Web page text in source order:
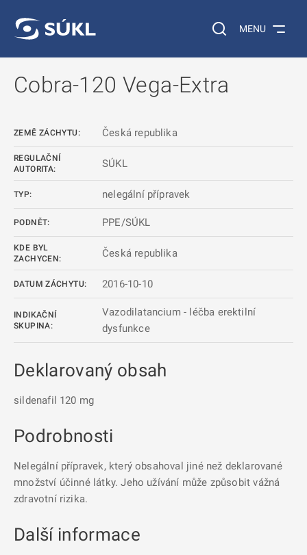
Vyhledávání na
MENU
Cobra-120 Vega-Extra
ZEMĚ ZÁCHYTU: Česká republika
REGULAČNÍ
AUTORITA:
SÚKL
TYP: nelegální přípravek
PODNĚT: PPE/SÚKL
KDE BYL
ZACHYCEN:
Česká republika
DATUM ZÁCHYTU: 2016-10-10
INDIKAČNÍ
SKUPINA:
Vazodilatancium - léčba erektilní
dysfunkce
Deklarovaný obsah
sildenafil 120 mg
Podrobnosti
Nelegální přípravek, který obsahoval jiné než deklarované
množství účinné látky. Jeho užívání může způsobit vážná
zdravotní rizika.
Další informace